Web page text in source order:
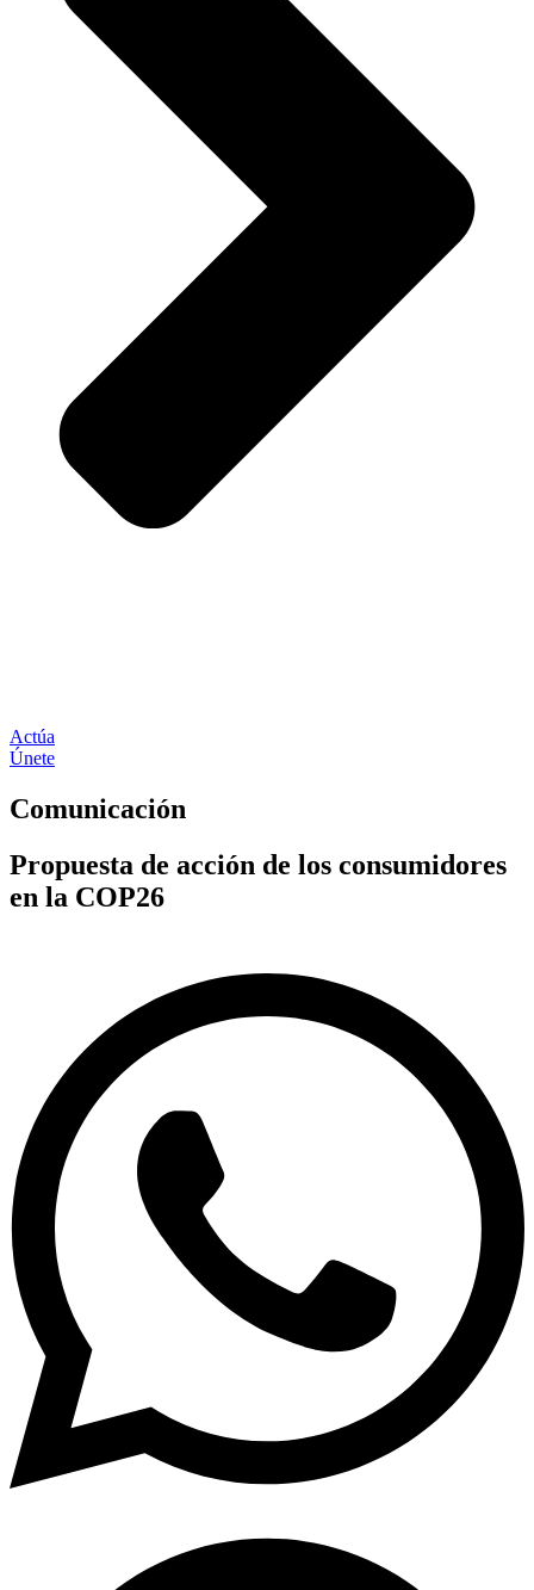
Actúa
Únete
Comunicación
Propuesta de acción de los consumidores
en la COP26